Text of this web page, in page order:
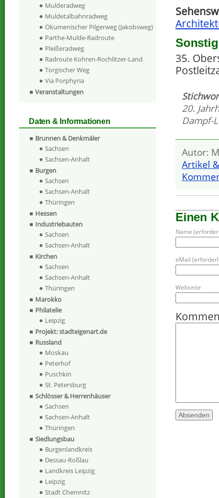
35.
20.
Dampf-
Autor:
Artikel
Einen
Name
eMail
Webseite
Mulderadweg
Muldetalbahnradweg
Ökumenischer Pilgerweg (Jakobsweg)
Parthe-Mulde-Radroute
Pleißeradweg
Radroute Kohren-Rochlitzer-Land
Torgischer Weg
Via Porphyria
Veranstaltungen
Daten & Informationen
Brunnen & Denkmäler
Sachsen
Sachsen-Anhalt
Burgen
Sachsen
Sachsen-Anhalt
Thüringen
Hessen
Industriebauten
Sachsen
Sachsen-Anhalt
Kirchen
Sachsen
Sachsen-Anhalt
Thüringen
Marokko
Philatelie
Leipzig
Projekt: stadteigenart.de
Russland
Moskau
Peterhof
Puschkin
St. Petersburg
Schlösser & Herrenhäuser
Sachsen
Sachsen-Anhalt
Thüringen
Siedlungsbau
Burgenlandkreis
Dessau-Roßlau
Landkreis Leipzig
Leipzig
Stadt Chemnitz